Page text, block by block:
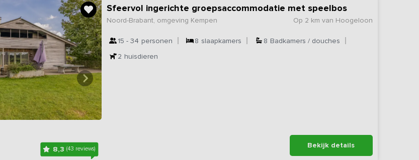
8,3(43 reviews)
Sfeervol ingerichte groepsaccommodatie met speelbos
Op 2 km van Hoogeloon
Noord-Brabant, omgeving Kempen
15 - 34 personen 8 slaapkamers 8 Badkamers / douches
2 huisdieren
Bekijk details